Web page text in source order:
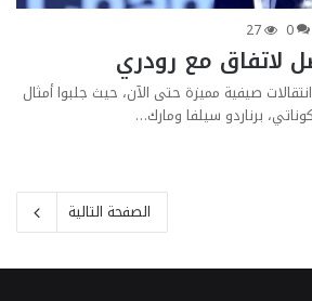
0
27
لاتفاق مع رودري
صيفية مميزة حتى الآن، حيث جلبوا أمثال
برناردو سيلفا ومارك…
الصفحة التالية